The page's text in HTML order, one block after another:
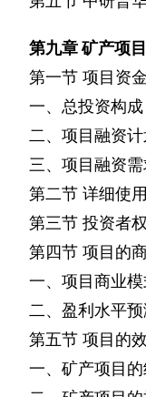
第九章矿产项
第一节 项目资
一、总投资构成
二、项目融资计
三、项目融资
第二节 详细使
第三节 投资者
第四节 项目的
一、项目商业
二、盈利水平预
第五节 项目的
一、矿产项目